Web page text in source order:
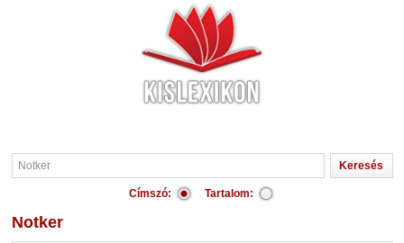
Címszó: Tartalom:
Notker